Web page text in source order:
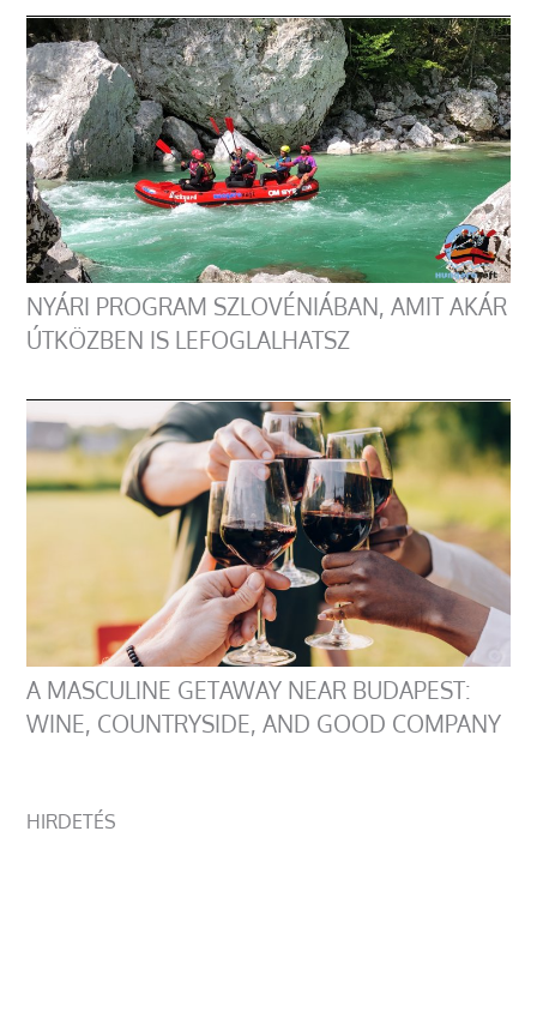
NYÁRI PROGRAM SZLOVÉNIÁBAN, AMIT AKÁR
ÚTKÖZBEN IS LEFOGLALHATSZ
A MASCULINE GETAWAY NEAR BUDAPEST:
WINE, COUNTRYSIDE, AND GOOD COMPANY
HIRDETÉS